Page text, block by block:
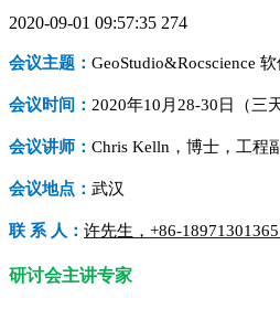
2020-09-01 09:57:35 274
会议主题： GeoStudio&Rocscience
会议时间： 2020年10月28-30日（三天
会议讲师： Chris Kelln，博士，工程
会议地点： 武汉
联 系 人： 许先生，+86-
研讨会主讲专家